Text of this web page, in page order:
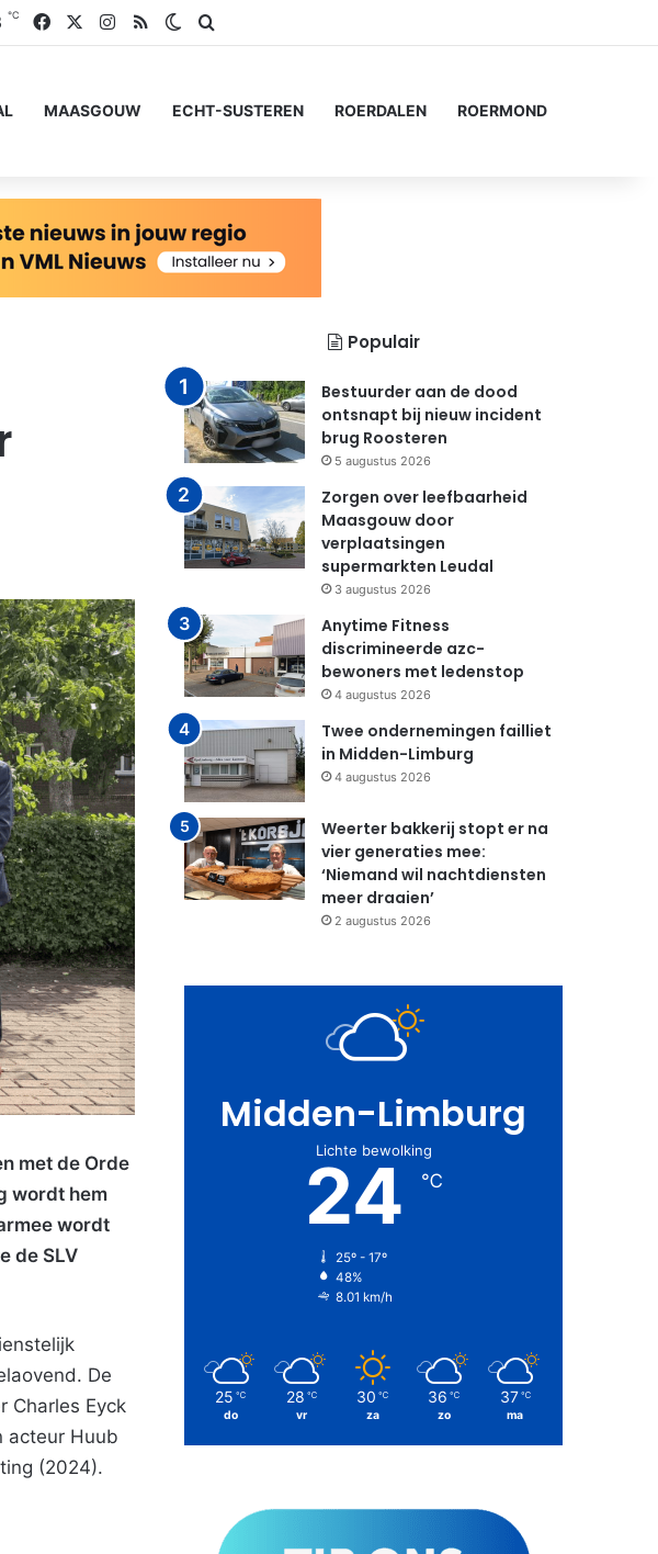
℃ FacebookInstagram
RSS Switch skin
MAASGOUW ECHT-SUSTEREN ROERDALEN ROERMOND
met de Orde
wordt hem
wordt
de SLV
De
Charles Eyck
acteur Huub
(2024).
Populair
Bestuurder aan de dood
ontsnapt bij nieuw incident
brug Roosteren
5 augustus 2026
Zorgen over leefbaarheid
Maasgouw door
verplaatsingen
supermarkten Leudal
3 augustus 2026
Anytime Fitness
discrimineerde azc-
bewoners met ledenstop
4 augustus 2026
Twee ondernemingen failliet
in Midden-Limburg
4 augustus 2026
Weerter bakkerij stopt er na
vier generaties mee:
‘Niemand wil nachtdiensten
meer draaien’
2 augustus 2026
Midden-Limburg
Lichte bewolking
24 ℃
25º - 17º
48%
8.01 km/h
25 ℃
do
28 ℃
vr
30 ℃
za
36 ℃
zo
37 ℃
ma